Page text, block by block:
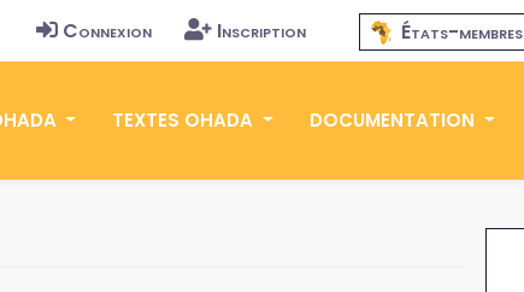
Connexion Inscription États-membres
TEXTES OHADA DOCUMENTATION